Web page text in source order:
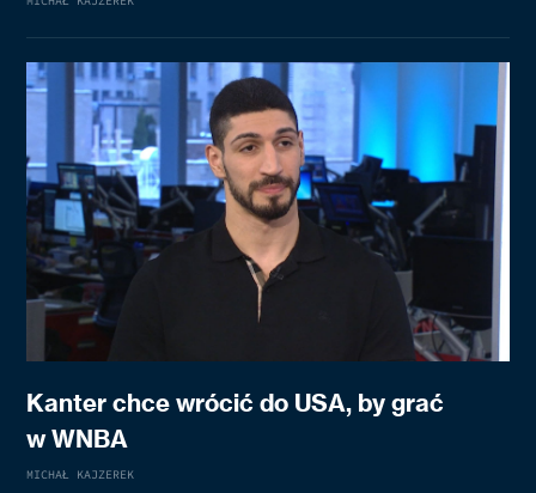
Kanter chce wrócić do USA, by grać
w WNBA
MICHAŁ KAJZEREK